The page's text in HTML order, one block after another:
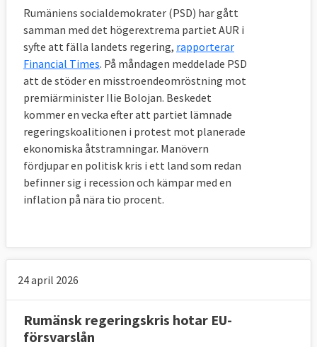
Rumäniens socialdemokrater (PSD) har gått
samman med det högerextrema partiet AUR i
syfte att fälla landets regering, rapporterar
Financial Times. På måndagen meddelade PSD
att de stöder en misstroendeomröstning mot
premiärminister Ilie Bolojan. Beskedet
kommer en vecka efter att partiet lämnade
regeringskoalitionen i protest mot planerade
ekonomiska åtstramningar. Manövern
fördjupar en politisk kris i ett land som redan
befinner sig i recession och kämpar med en
inflation på nära tio procent.
24 april 2026
Rumänsk regeringskris hotar EU-
försvarslån